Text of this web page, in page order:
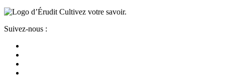
Cultivez votre savoir.
Suivez-nous :